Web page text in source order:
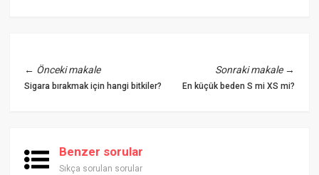
← Önceki makale
Sigara bırakmak için hangi bitkiler?
Sonraki makale→
En küçük beden S mi XS mi?
Benzer sorular
Sıkça sorulan sorular